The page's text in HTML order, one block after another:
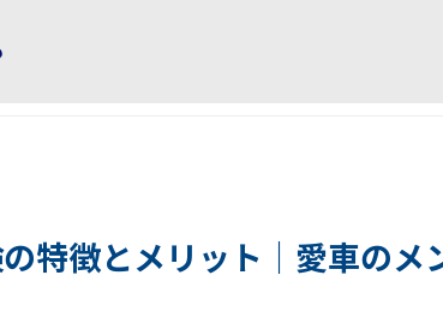
特徴とメリット｜愛車のメ